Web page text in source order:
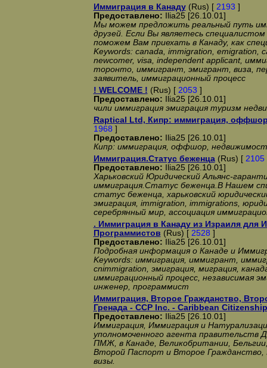
Иммиграция в Канаду(Rus) [ 2193 ]
Предоставлено:
Ilia25 [26.10.01]
Мы можем предложить реальный путь
друзей. Если Вы являетесь
поможем Вам приехать в Канаду, как
Keywords: canada, immigration, emigration,
newcomer, visa, independent applicant,
торонто, иммигрант, эмигрант, виза,
заявитель, иммиграционный процесс
! WELCOME ! (Rus) [ 2053 ]
Предоставлено:
Ilia25 [26.10.01]
чили иммиграция эмиграция туризм
Raptical Ltd, Кипр: иммиграция,
1968 ]
Предоставлено:
Ilia25 [26.10.01]
Кипр: иммиграция, оффшор,
Иммиграция.Cтатус беженца(Rus) [ 2105
Предоставлено:
Ilia25 [26.10.01]
Харьковский Юридический Альянс-
иммиграция.Cтатус беженца.В Нашем
статус беженца, харьковский
эмиграция, immigration, immigrations,
серебрянный мир, ассоциация
. Иммиграция в Канаду из Израиля для
Программистов (Rus) [ 2528 ]
Предоставлено:
Ilia25 [26.10.01]
Подробная информация о Канаде и
Keywords: иммиграция, иммигрант,
cnimmigration, эмиграция, миграция,
иммиграционный процесс, независимая
инженер, программист
Иммиграция, Второе Гражданство,
Гренада - CCP Inc. - Caribbean
Предоставлено:
Ilia25 [26.10.01]
Иммиграция, Иммиграция и
уполномоченного агента правительств
ПМЖ, в Канаде, Великобритании,
Второй Паспорт и Второе Гражданство,
визы.